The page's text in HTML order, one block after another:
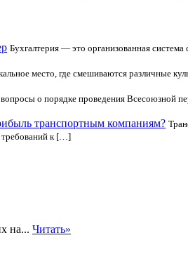
Бухгалтерия — это организованная
место, где смешиваются различные
о порядке проведения Всесоюзной
транспортным компаниям?
требований к […]
на... Читать»